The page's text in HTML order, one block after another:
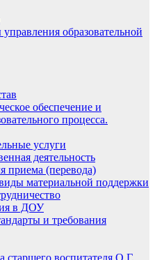
образовательной
обеспечение и
процесса.
услуги
деятельность
приема (перевода)
материальной поддержки
в ДОУ
и требования
старшего воспитателя О.Г.